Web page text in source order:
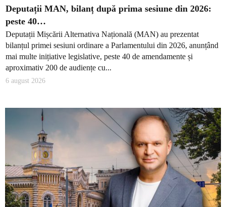
Deputații MAN, bilanț după prima sesiune din 2026:
peste 40…
Deputații Mișcării Alternativa Națională (MAN) au prezentat
bilanțul primei sesiuni ordinare a Parlamentului din 2026, anunțând
mai multe inițiative legislative, peste 40 de amendamente și
aproximativ 200 de audiențe cu...
6 august 2026